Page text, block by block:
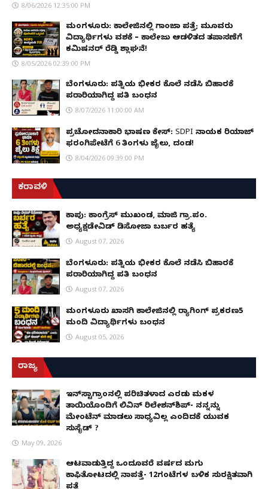
8/06/2026 12:35:00 PM
ಮಂಗಳೂರು: ಕಾಲೇಜಿನಲ್ಲಿ ಗಾಂಜಾ ಪತ್ತೆ; ಮೂವರು
ವಿದ್ಯಾರ್ಥಿಗಳು ವಶಕ್ಕೆ – ಕಾಲೇಜು ಆಡಳಿತದ ತಪಾಸಣೆಗೆ
ಕಮಿಷನರ್ ರೆಡ್ಡಿ ಶ್ಲಾಘನೆ!
8/05/2026 02:39:00 PM
ಬೆಂಗಳೂರು: ಪತ್ನಿಯ ಭೀಕರ ಕೊಲೆ ನಡೆಸಿ ಬಿಹಾರಕ್ಕೆ
ಪರಾರಿಯಾಗಿದ್ದ ಪತಿ ಬಂಧನ
8/07/2026 11:00:00 AM
ಪ್ರಚೋದನಾಕಾರಿ ಭಾಷಣ ಕೇಸ್: SDPI ನಾಯಕ ರಿಯಾಜ್
ಫರಂಗಿಪೇಟೆಗೆ 6 ತಿಂಗಳು ಜೈಲು, ದಂಡ!
8/04/2026 09:39:00 PM
ಕರಾವಳಿ
ಕಾಪು: ಕಾಂಗ್ರೆಸ್ ಮುಖಂಡ, ಮಾಜಿ ಗ್ರಾ.ಪಂ.
ಅಧ್ಯಕ್ಷಡೇವಿಡ್ ಡಿಸೋಜಾ ಬರ್ಬರ ಹತ್ಯೆ
August 07, 2026
ಬೆಂಗಳೂರು: ಪತ್ನಿಯ ಭೀಕರ ಕೊಲೆ ನಡೆಸಿ ಬಿಹಾರಕ್ಕೆ
ಪರಾರಿಯಾಗಿದ್ದ ಪತಿ ಬಂಧನ
August 07, 2026
ಮಂಗಳೂರು ಖಾಸಗಿ ಕಾಲೇಜಿನಲ್ಲಿ ರ‌್ಯಾಗಿಂಗ್ ಪ್ರಕರಣ5
ಮಂದಿ ವಿದ್ಯಾರ್ಥಿಗಳು ಬಂಧನ
August 05, 2026
ರಾಜ್ಯ
ಇನ್​ಸ್ಟಾಗ್ರಾಂನಲ್ಲಿ ಪರಿಚಿತಳಾದ ಎರಡು ಮಕ್ಕಳ
ತಾಯಿಯೊಂದಿಗೆ ಲಿವಿನ್ ರಿಲೇಶನ್​ಶಿಪ್- ನನ್ನನ್ನು
ಮೇಂಟೆನ್ ಮಾಡಲು ಸಾಧ್ಯವಿಲ್ಲ ಎಂದಿದಕ್ಕೆ ಯುವಕ
ಸುಸೈಡ್ ?
May 09, 2026
ಆಟವಾಡುತ್ತಿದ್ದ ಒಂದೂವರೆ ವರ್ಷದ ಮಗು
ಕಾಫಿತೋಟದಲ್ಲಿ ನಾಪತ್ತೆ- 12ಗಂಟೆಗಳ ಬಳಿಕ ಸುರಕ್ಷಿತವಾಗಿ